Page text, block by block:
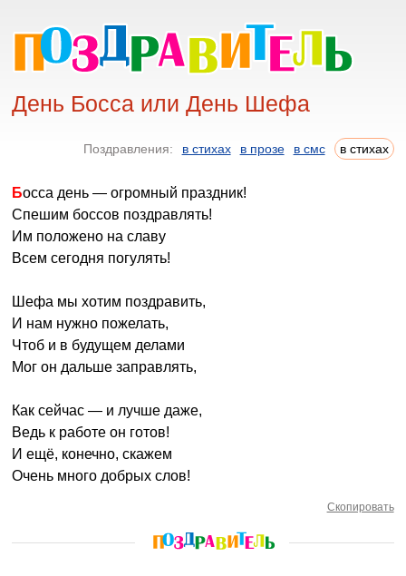
День Босса или День Шефа
Поздравления: в стихах в прозе в смс в стихах
Босса день — огромный праздник!
Спешим боссов поздравлять!
Им положено на славу
Всем сегодня погулять!
Шефа мы хотим поздравить,
И нам нужно пожелать,
Чтоб и в будущем делами
Мог он дальше заправлять,
Как сейчас — и лучше даже,
Ведь к работе он готов!
И ещё, конечно, скажем
Очень много добрых слов!
Скопировать